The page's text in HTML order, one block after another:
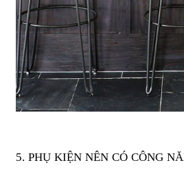
5. PHỤ KIỆN NÊN CÓ CÔNG